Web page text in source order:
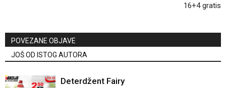
16+4 gratis
POVEZANE OBJAVE
JOŠ OD ISTOG AUTORA
Deterdžent Fairy